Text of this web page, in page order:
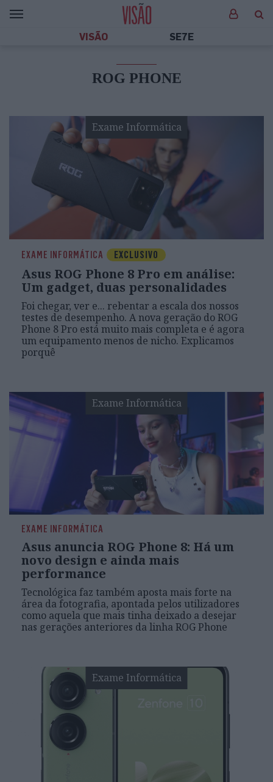
VISÃO SE7E
ROG PHONE
Exame Informática
EXAME INFORMÁTICA EXCLUSIVO
Asus ROG Phone 8 Pro em análise:
Um gadget, duas personalidades
Foi chegar, ver e... rebentar a escala dos nossos
testes de desempenho. A nova geração do ROG
Phone 8 Pro está muito mais completa e é agora
um equipamento menos de nicho. Explicamos
porquê
Exame Informática
EXAME INFORMÁTICA
Asus anuncia ROG Phone 8: Há um
novo design e ainda mais
performance
Tecnológica faz também aposta mais forte na
área da fotografia, apontada pelos utilizadores
como aquela que mais tinha deixado a desejar
nas gerações anteriores da linha ROG Phone
Exame Informática